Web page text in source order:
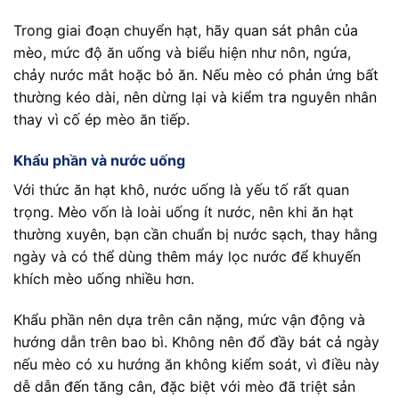
Trong giai đoạn chuyển hạt, hãy quan sát phân của
mèo, mức độ ăn uống và biểu hiện như nôn, ngứa,
chảy nước mắt hoặc bỏ ăn. Nếu mèo có phản ứng bất
thường kéo dài, nên dừng lại và kiểm tra nguyên nhân
thay vì cố ép mèo ăn tiếp.
Khẩu phần và nước uống
Với thức ăn hạt khô, nước uống là yếu tố rất quan
trọng. Mèo vốn là loài uống ít nước, nên khi ăn hạt
thường xuyên, bạn cần chuẩn bị nước sạch, thay hằng
ngày và có thể dùng thêm máy lọc nước để khuyến
khích mèo uống nhiều hơn.
Khẩu phần nên dựa trên cân nặng, mức vận động và
hướng dẫn trên bao bì. Không nên đổ đầy bát cả ngày
nếu mèo có xu hướng ăn không kiểm soát, vì điều này
dễ dẫn đến tăng cân, đặc biệt với mèo đã triệt sản